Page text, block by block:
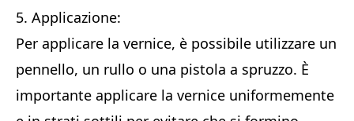
5. Applicazione:
Per applicare la vernice, è possibile utilizzare un
pennello, un rullo o una pistola a spruzzo. È
importante applicare la vernice uniformemente